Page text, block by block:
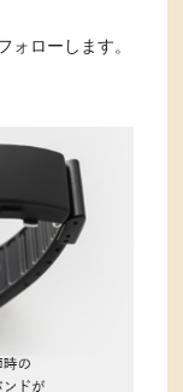
ローします。